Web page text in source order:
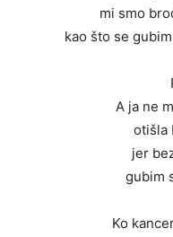
mi smo
kao što se
A ja ne
otišla
jer
gubim
Ko